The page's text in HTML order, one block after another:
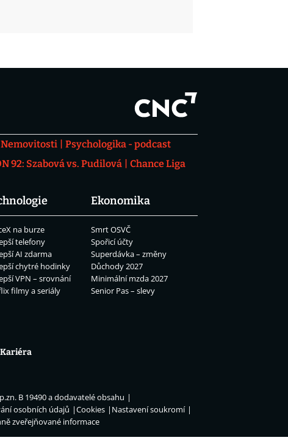
Nemovitosti
Psychologika - podcast
92: Szabová vs. Pudilová
Chance Liga
na burze
telefony
AI zdarma
chytré hodinky
VPN – srovnání
filmy a seriály
Ekonomika
Smrt OSVČ
Spořicí účty
Superdávka – změny
Důchody 2027
Minimální mzda 2027
Senior Pas – slevy
Kariéra
B 19490 a dodavatelé obsahu
osobních údajů Cookies
Nastavení soukromí
zveřejňované informace